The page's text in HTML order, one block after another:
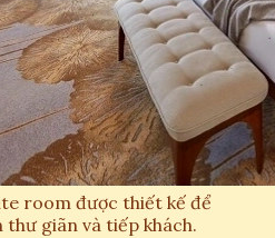
room được thiết kế để
giãn và tiếp khách.